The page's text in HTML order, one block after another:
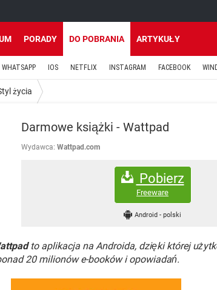
PORADY DO POBRANIA ARTYKUŁY
WHATSAPP IOS NETFLIX INSTAGRAM FACEBOOK
życia
Darmowe książki - Wattpad
Wydawca: Wattpad.com
Pobierz
Freeware
Android - polski
to aplikacja na Androida, dzięki której
20 milionów e-booków i opowiadań.